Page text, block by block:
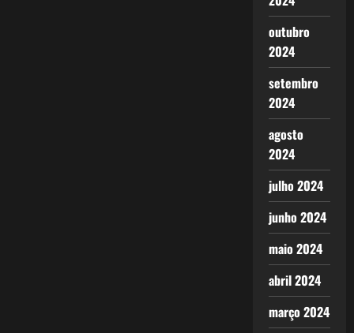
outubro
2024
setembro
2024
agosto
2024
julho 2024
junho 2024
maio 2024
abril 2024
março 2024